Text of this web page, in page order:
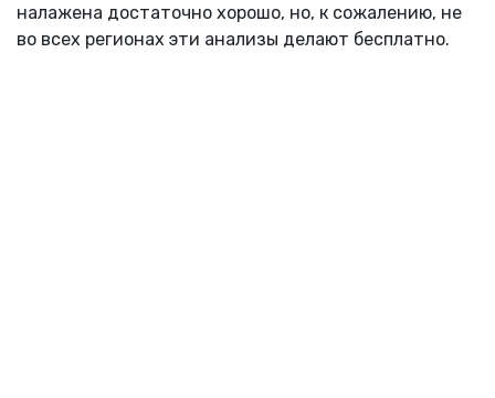
налажена достаточно хорошо, но, к сожалению, не
во всех регионах эти анализы делают бесплатно.